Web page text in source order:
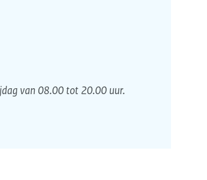
van 08.00 tot 20.00 uur.